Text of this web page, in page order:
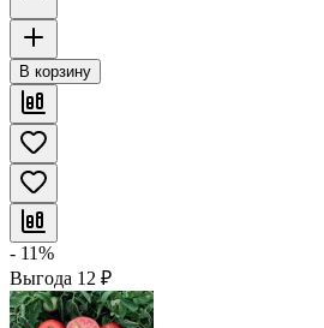
В корзину
- 11%
Выгода 12 ₽